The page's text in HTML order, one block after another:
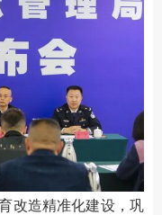
造精准化建设，巩